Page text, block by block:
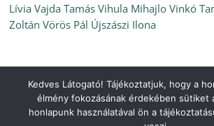
Lívia Vajda Tamás Vihula Mihajlo Vinkó
Zoltán Vörös Pál Újszászi Ilona
Copyright © 2026Ünnepi Könyvhét
All rights reserved.
Kedves Látogató! Tájékoztatjuk, hogy a
élmény fokozásának érdekében sütiket
honlapunk használatával ön a